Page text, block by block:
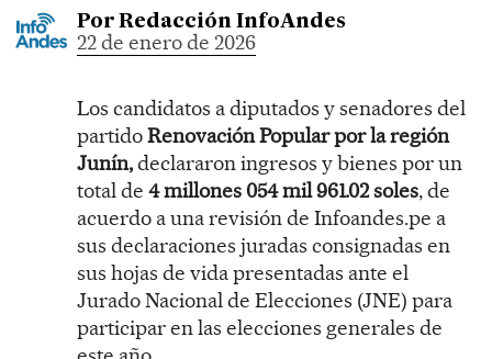
Por Redacción InfoAndes
22 de enero de 2026
Los candidatos a diputados y senadores del
partidoRenovación Popular por la región
Junín,declararon ingresos y bienes por un
total de 4 millones 054 mil 961.02 soles, de
acuerdo a una revisión de Infoandes.pe a
sus declaraciones juradas consignadas en
sus hojas de vida presentadas ante el
Jurado Nacional de Elecciones (JNE) para
participar en las elecciones generales de